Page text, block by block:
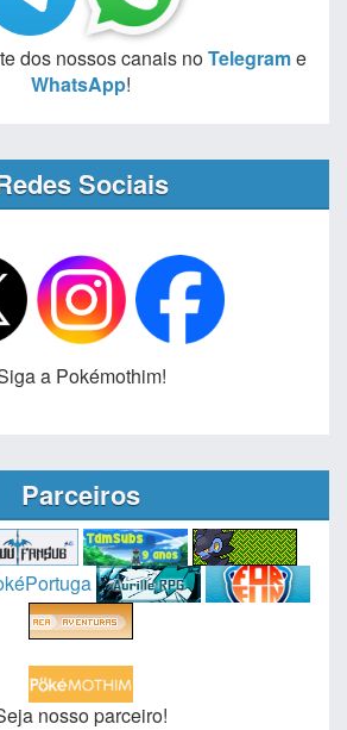
dos nossos canais noTelegrame
WhatsApp!
Sociais
a Pokémothim!
Parceiros
nosso parceiro!